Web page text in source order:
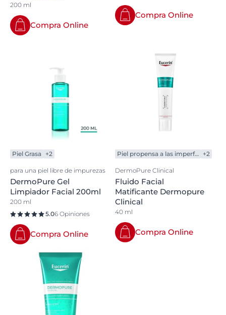
200 ml
Compra Online
Compra Online
Piel Grasa +2
para una piel libre de impurezas
DermoPure Gel
Limpiador Facial 200ml
200 ml
5.06 Opiniones
Compra Online
Piel propensa a las imperfecciones +2
DermoPure Clinical
Fluido Facial
Matificante Dermopure
Clinical
40 ml
Compra Online